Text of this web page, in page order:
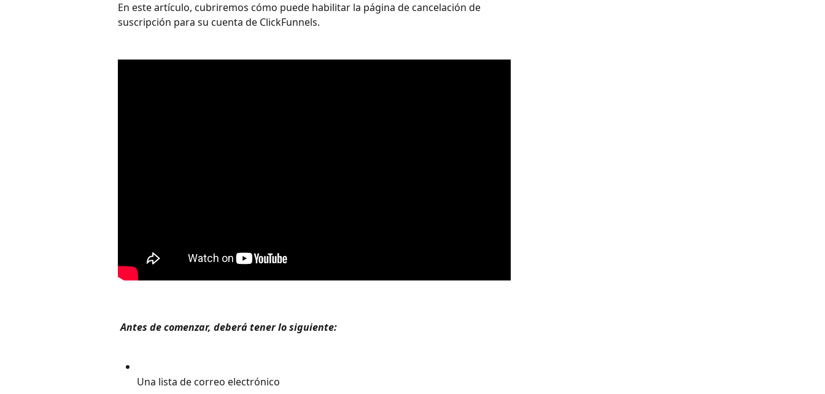
En este artículo, cubriremos cómo puede habilitar la página de cancelación de
suscripción para su cuenta de ClickFunnels.
Antes de comenzar, deberá tener lo siguiente:
Una lista de correo electrónico